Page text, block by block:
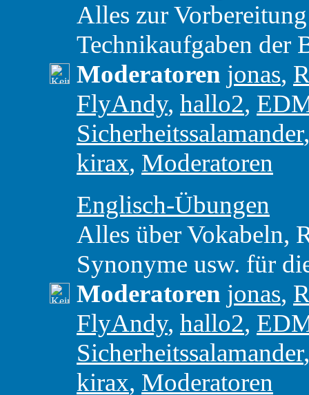
Alles zur
Technikaufgaben der
Moderatoren jonas,
FlyAndy, hallo2,
Sicherheitssalamander
kirax, Moderatoren
Englisch-Übungen
Alles über Vokabeln,
Synonyme usw. für
Moderatoren jonas,
FlyAndy, hallo2,
Sicherheitssalamander
kirax, Moderatoren